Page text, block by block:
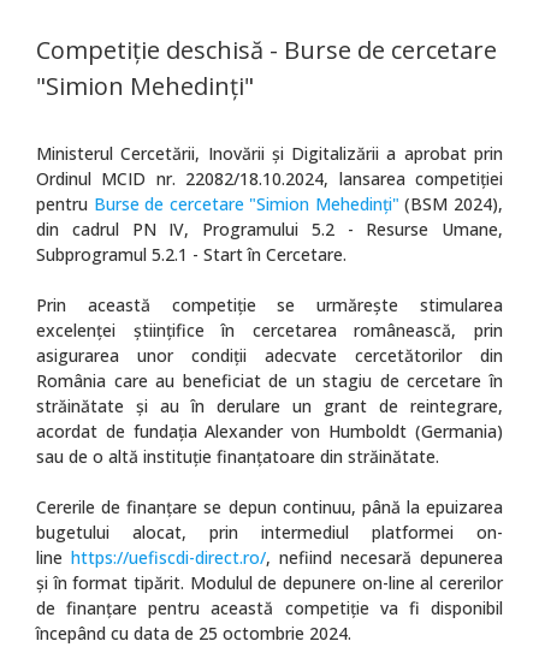
Competiție deschisă - Burse de cercetare
"Simion Mehedinți"
Ministerul Cercetării, Inovării și Digitalizării a aprobat prin
Ordinul MCID nr. 22082/18.10.2024, lansarea competiției
pentru Burse de cercetare "Simion Mehedinți" (BSM 2024),
din cadrul PN IV, Programului 5.2 - Resurse Umane,
Subprogramul 5.2.1 - Start în Cercetare.
Prin această competiție se urmărește stimularea
excelenței științifice în cercetarea românească, prin
asigurarea unor condiții adecvate cercetătorilor din
România care au beneficiat de un stagiu de cercetare în
străinătate și au în derulare un grant de reintegrare,
acordat de fundația Alexander von Humboldt (Germania)
sau de o altă instituție finanțatoare din străinătate.
Cererile de finanțare se depun continuu, până la epuizarea
bugetului alocat, prin intermediul platformei on-
line https://uefiscdi-direct.ro/, nefiind necesară depunerea
și în format tipărit. Modulul de depunere on-line al cererilor
de finanţare pentru această competiţie va fi disponibil
începând cu data de 25 octombrie 2024.